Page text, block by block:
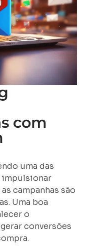
com
uma das
impulsionar
campanhas são
Uma boa
o
conversões